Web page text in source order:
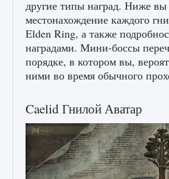
9 августа 2024 2 711
Все новые функции в режиме
9 августа 2024 2 096
другие типы наград. Ниже
местонахождение каждого
Elden Ring, а также
наградами. Мини-боссы
порядке, в котором вы,
ними во время обычного
Caelid Гнилой Аватар